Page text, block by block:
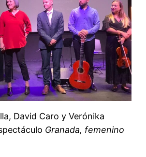
David Caro y Verónika
Granada, femenino